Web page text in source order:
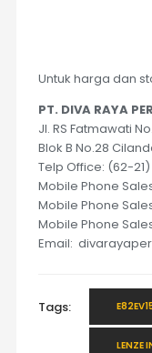
Untuk harga dan
PT. DIVA RAYA
Jl. RS Fatmawati
Blok B No.28
Telp Office: (62-21)
Mobile Phone
Mobile Phone
Mobile Phone
Email:
Tags:
LENZE